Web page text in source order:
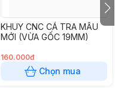
KHUY CNC CÁ TRA MẪU
MỚI (VỪA GỐC 19MM)
160.000đ
Chọn mua